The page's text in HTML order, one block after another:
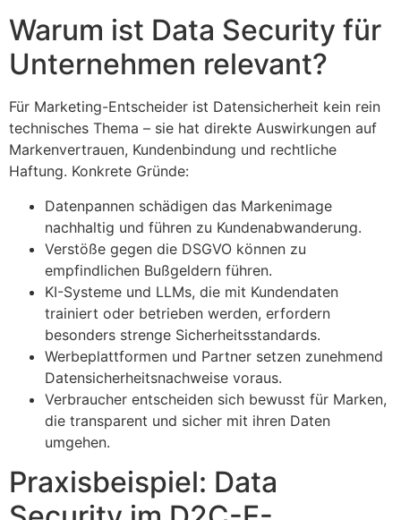
Warum ist Data Security für
Unternehmen relevant?
Für Marketing-Entscheider ist Datensicherheit kein rein
technisches Thema – sie hat direkte Auswirkungen auf
Markenvertrauen, Kundenbindung und rechtliche
Haftung. Konkrete Gründe:
Datenpannen schädigen das Markenimage
nachhaltig und führen zu Kundenabwanderung.
Verstöße gegen die DSGVO können zu
empfindlichen Bußgeldern führen.
KI-Systeme und LLMs, die mit Kundendaten
trainiert oder betrieben werden, erfordern
besonders strenge Sicherheitsstandards.
Werbeplattformen und Partner setzen zunehmend
Datensicherheitsnachweise voraus.
Verbraucher entscheiden sich bewusst für Marken,
die transparent und sicher mit ihren Daten
umgehen.
Praxisbeispiel: Data